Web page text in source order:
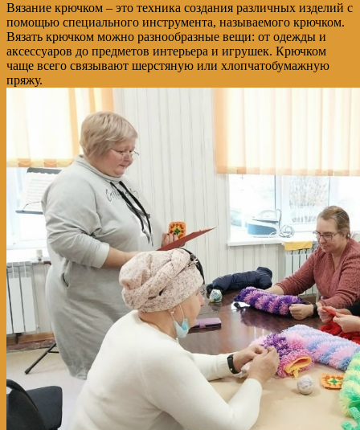
Вязание крючком – это техника создания различных изделий с
помощью специального инструмента, называемого крючком.
Вязать крючком можно разнообразные вещи: от одежды и
аксессуаров до предметов интерьера и игрушек. Крючком
чаще всего связывают шерстяную или хлопчатобумажную
пряжу.